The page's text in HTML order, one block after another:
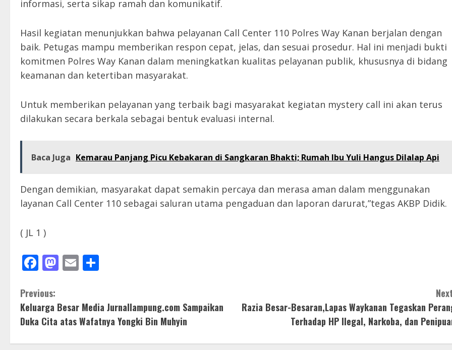
informasi, serta sikap ramah dan komunikatif.
Hasil kegiatan menunjukkan bahwa pelayanan Call Center 110 Polres Way Kanan berjalan dengan
baik. Petugas mampu memberikan respon cepat, jelas, dan sesuai prosedur. Hal ini menjadi bukti
komitmen Polres Way Kanan dalam meningkatkan kualitas pelayanan publik, khususnya di bidang
keamanan dan ketertiban masyarakat.
Untuk memberikan pelayanan yang terbaik bagi masyarakat kegiatan mystery call ini akan terus
dilakukan secara berkala sebagai bentuk evaluasi internal.
Baca Juga Kemarau Panjang Picu Kebakaran di Sangkaran Bhakti; Rumah Ibu Yuli Hangus Dilalap Api
Dengan demikian, masyarakat dapat semakin percaya dan merasa aman dalam menggunakan
layanan Call Center 110 sebagai saluran utama pengaduan dan laporan darurat,”tegas AKBP Didik.
( JL 1 )
Facebook
Mastodon
Email
C
o
n
Previous:
Keluarga Besar Media Jurnallampung.com Sampaikan
Duka Cita atas Wafatnya Yongki Bin Muhyin
Razia Besar-Besaran,Lapas Waykanan Tegaskan
Terhadap HP Ilegal, Narkoba, dan